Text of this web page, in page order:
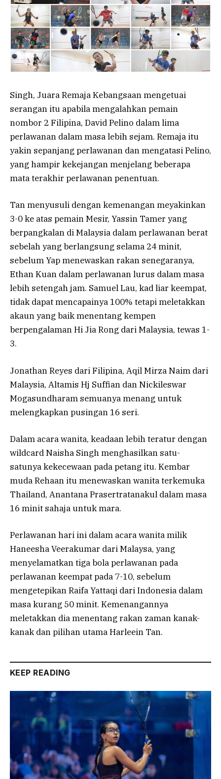
Singh, Juara Remaja Kebangsaan mengetuai
serangan itu apabila mengalahkan pemain
nombor 2 Filipina, David Pelino dalam lima
perlawanan dalam masa lebih sejam. Remaja itu
yakin sepanjang perlawanan dan mengatasi Pelino,
yang hampir kekejangan menjelang beberapa
mata terakhir perlawanan penentuan.
Tan menyusuli dengan kemenangan meyakinkan
3-0 ke atas pemain Mesir, Yassin Tamer yang
berpangkalan di Malaysia dalam perlawanan berat
sebelah yang berlangsung selama 24 minit,
sebelum Yap menewaskan rakan senegaranya,
Ethan Kuan dalam perlawanan lurus dalam masa
lebih setengah jam. Samuel Lau, kad liar keempat,
tidak dapat mencapainya 100% tetapi meletakkan
akaun yang baik menentang kempen
berpengalaman Hi Jia Rong dari Malaysia, tewas 1-
3.
Jonathan Reyes dari Filipina, Aqil Mirza Naim dari
Malaysia, Altamis Hj Suffian dan Nickileswar
Mogasundharam semuanya menang untuk
melengkapkan pusingan 16 seri.
Dalam acara wanita, keadaan lebih teratur dengan
wildcard Naisha Singh menghasilkan satu-
satunya kekecewaan pada petang itu. Kembar
muda Rehaan itu menewaskan wanita terkemuka
Thailand, Anantana Prasertratanakul dalam masa
16 minit sahaja untuk mara.
Perlawanan hari ini dalam acara wanita milik
Haneesha Veerakumar dari Malaysa, yang
menyelamatkan tiga bola perlawanan pada
perlawanan keempat pada 7-10, sebelum
mengetepikan Raifa Yattaqi dari Indonesia dalam
masa kurang 50 minit. Kemenangannya
meletakkan dia menentang rakan zaman kanak-
kanak dan pilihan utama Harleein Tan.
KEEP READING